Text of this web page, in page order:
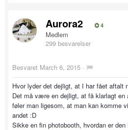
Aurora2 4
Medlem
299 besvarelser
Besvaret March 6, 2015 ·
Hvor lyder det dejligt, at I har fået aftalt
Det må være en dejligt, at få klarlagt
føler man ligesom, at man kan komme
andet :D
Sikke en fin photobooth, hvordan er den